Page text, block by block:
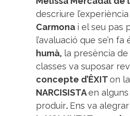
descriure l’experiència
Carmona i el seu pas
l’avaluació que se’n fa
humà, la presència de
classes va suposar
concepte d’ÊXITon
NARCISISTAen
produir. Ens va